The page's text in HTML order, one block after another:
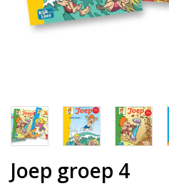
Joep groep 4